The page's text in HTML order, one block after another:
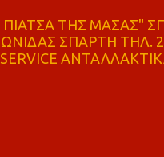
ΤΗΣ ΜΑΣΑΣ"
ΣΠΑΡΤΗ ΤΗΛ.